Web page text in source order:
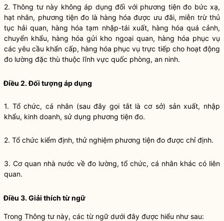
2.Thông tư này không áp dụng đối với phương tiện đo bức xạ,
hạt nhân, phương tiện đo là hàng hóa được ưu đãi, miễn trừ thủ
tục hải quan, hàng hóa tạm nhập-tái xuất, hàng hóa quá cảnh,
chuyển khẩu, hàng hóagửi kho ngoại quan, hàng hóa phục vụ
các yêu cầu khẩn cấp, hàng hóa phục vụ trực tiếp cho hoạt động
đo lường đặc thù thuộc lĩnh vực quốc phòng, an ninh.
Điều 2. Đối tượng áp dụng
1. Tổ chức, cá nhân (sau đây gọi tắt là cơ sở) sản xuất, nhập
khẩu, kinh doanh, sử dụng phương tiện đo.
2. Tổ chức kiểm định, thử nghiệm phương tiện đo được chỉ định.
3. Cơ quan nhà nước về đo lường, tổ chức, cá nhân khác có liên
quan.
Điều 3. Giải thích từ ngữ
Trong Thông tư này, các từ ngữ dưới đây được hiểu như sau: